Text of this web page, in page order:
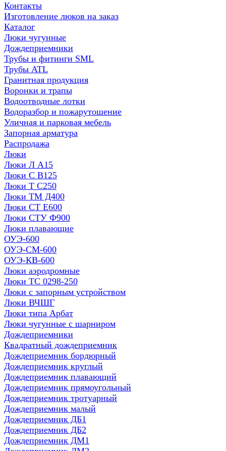
Контакты
Изготовление люков на заказ
Каталог
Люки чугунные
Дождеприемники
Трубы и фитинги SML
Трубы ATL
Гранитная продукция
Воронки и трапы
Водоотводные лотки
Водоразбор и пожарутошение
Уличная и парковая мебель
Запорная арматура
Распродажа
Люки
Люки Л А15
Люки С В125
Люки Т С250
Люки ТМ Д400
Люки СТ Е600
Люки СТУ Ф900
Люки плавающие
ОУЭ-600
ОУЭ-СМ-600
ОУЭ-КВ-600
Люки аэродромные
Люки ТС 0298-250
Люки с запорным устройством
Люки ВЧШГ
Люки типа Арбат
Люки чугунные с шарниром
Дождеприемники
Квадратный дождеприемник
Дождеприемник бордюрный
Дождеприемник круглый
Дождеприемник плавающий
Дождеприемник прямоугольный
Дождеприемник тротуарный
Дождеприемник малый
Дождеприемник ДБ1
Дождеприемник ДБ2
Дождеприемник ДМ1